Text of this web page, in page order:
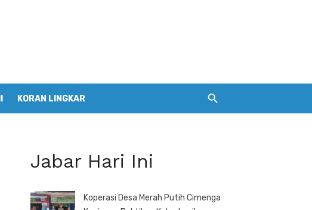
KORAN LINGKAR
Jabar Hari Ini
Koperasi Desa Merah Putih Cimenga